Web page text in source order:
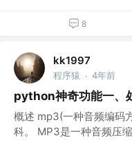
8
kk1997
程序猿 · 4年前
python神奇功能一、
概述 mp3(一种音频编码
科。 MP3是一种音频压